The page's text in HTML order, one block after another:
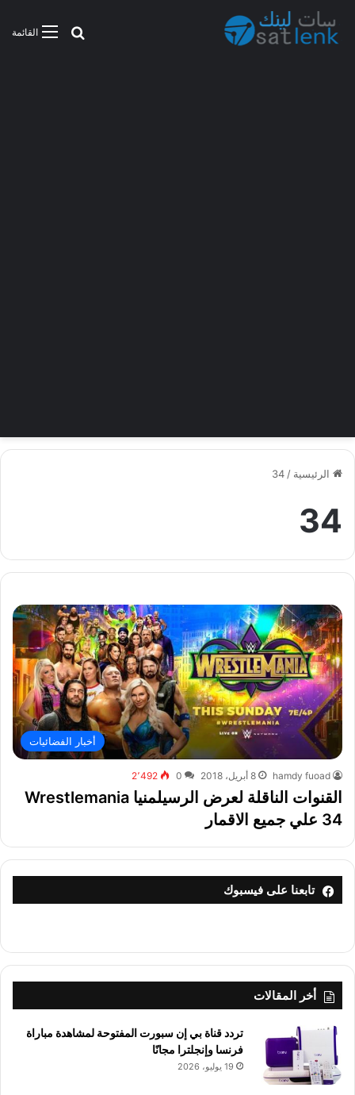
القائمةبحث عن
الرئيسية /
34
34
أخبار الفضائيات
hamdy fuoad 8 أبريل، 2018 0 2٬492
القنوات الناقلة لعرض الرسيلمنيا Wrestlemania
34 علي جميع الاقمار
تابعنا على فيسبوك
أخر المقالات
تردد قناة بي إن سبورت المفتوحة لمشاهدة مباراة
فرنسا وإنجلترا مجانًا
19 يوليو، 2026